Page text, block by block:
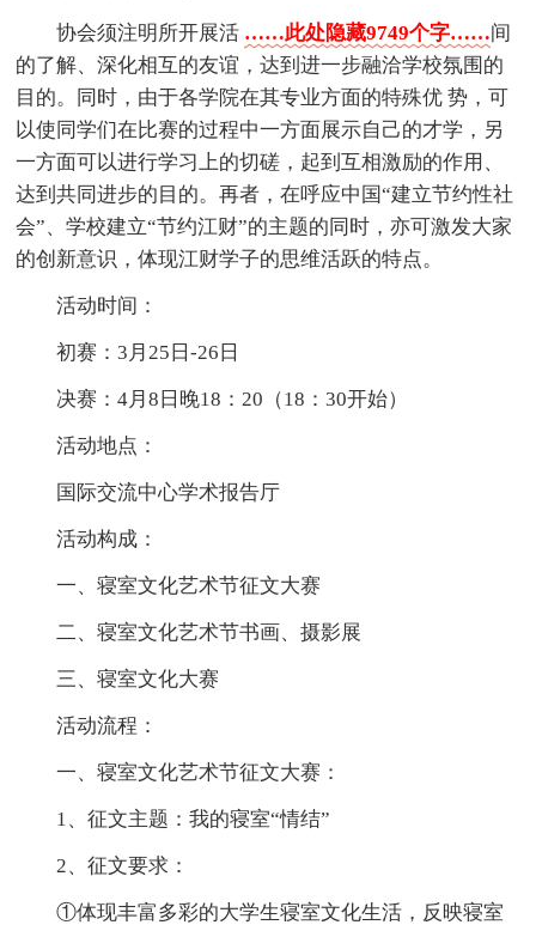
协会须注明所开展活 ……此处隐藏9749个字……间
的了解、深化相互的友谊，达到进一步融洽学校氛围的
目的。同时，由于各学院在其专业方面的特殊优 势，可
以使同学们在比赛的过程中一方面展示自己的才学，另
一方面可以进行学习上的切磋，起到互相激励的作用、
达到共同进步的目的。再者，在呼应中国“建立节约性社
会”、学校建立“节约江财”的主题的同时，亦可激发大家
的创新意识，体现江财学子的思维活跃的特点。
活动时间：
初赛：3月25日-26日
决赛：4月8日晚18：20（18：30开始）
活动地点：
国际交流中心学术报告厅
活动构成：
一、寝室文化艺术节征文大赛
二、寝室文化艺术节书画、摄影展
三、寝室文化大赛
活动流程：
一、寝室文化艺术节征文大赛：
1、征文主题：我的寝室“情结”
2、征文要求：
①体现丰富多彩的大学生寝室文化生活，反映寝室